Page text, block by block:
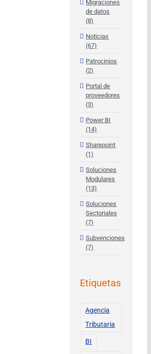
Migraciones
de datos
(8)
Noticias
(67)
Patrocinios
(2)
Portal de
proveedores
(3)
Power BI
(14)
Sharepoint
(1)
Soluciones
Modulares
(13)
Soluciones
Sectoriales
(7)
Subvenciones
(7)
Etiquetas
Agencia
Tributaria
BI